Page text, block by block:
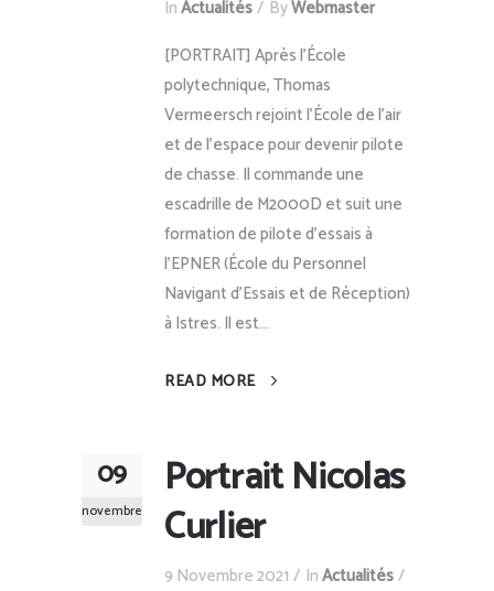
InActualités ByWebmaster
[PORTRAIT] Après l’École
polytechnique, Thomas
Vermeersch rejoint l’École de l'air
et de l'espace pour devenir pilote
de chasse. Il commande une
escadrille de M2000D et suit une
formation de pilote d’essais à
l’EPNER (École du Personnel
Navigant d’Essais et de Réception)
à Istres. Il est...
READ MORE
09
novembre
Portrait Nicolas
Curlier
9 Novembre 2021 InActualités